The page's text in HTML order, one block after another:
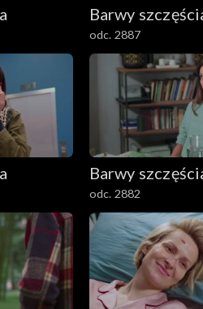
Barwy
odc. 2887
Barwy
odc. 2882